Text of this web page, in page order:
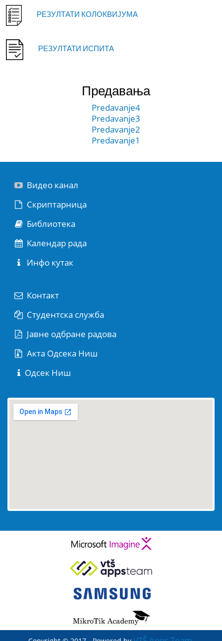
РЕЗУЛТАТИ КОЛОКВИЈУМА
РЕЗУЛТАТИ ИСПИТА
Предавања
Predavanje4
Predavanje3
Predavanje2
Predavanje1
Видео канал
Скриптарница
Библиотека
Календар рада
Инфо кутак
Контакт
Студентска служба
Јaвне одбране радова
Акта Одсека Ниш
Одсек Ниш